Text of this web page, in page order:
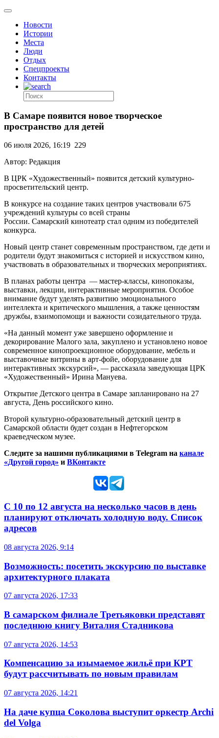
Новости
Истории
Места
Люди
Отдых
Спецпроекты
Контакты
В Самаре появится новое творческое
пространство для детей
06 июля 2026, 16:19 229
Автор: Редакция
В ЦРК «Художественный» появится детский культурно-
просветительский центр.
В конкурсе на создание таких центров участвовали 675
учреждений культуры со всей страны
России. Самарский кинотеатр стал одним из победителей
конкурса.
Новый центр станет современным пространством, где дети и
родители будут знакомиться с историей и искусством кино,
участвовать в образовательных и творческих мероприятиях.
В планах работы центра — мастер-классы, кинопоказы,
выставки, лекции, интерактивные мероприятия. Особое
внимание будут уделять развитию эмоционального
интеллекта и критического мышления, а также ценностям
дружбы, взаимопомощи и важности созидательного труда.
«На данный момент уже завершено оформление и
декорирование Малого зала, закуплено и установлено новое
современное кинопроекционное оборудование, мебель и
выставочные витрины в арт-фойе, оборудование для
интерактивных экскурсий», — рассказала заведующая ЦРК
«Художественный» Ирина Мануева.
Открытие Детского центра в Самаре запланировано на 27
августа, День российского кино.
Второй культурно-образовательный детский центр в
Самарской области будет создан в Нефтегорском
краеведческом музее.
Следите за нашими публикациями в Telegram на канале
«Другой город» и ВКонтакте
С 10 по 12 августа на несколько часов в день
планируют отключать холодную воду. Список
адресов
08 августа 2026, 9:14
Возможность: посетить экскурсию по выставке
архитектурного плаката
07 августа 2026, 17:33
В самарском филиале Третьяковки представят
последнюю книгу Виталия Стадникова
07 августа 2026, 14:53
Компенсацию за изымаемое жильё при КРТ
будут рассчитывать по новым правилам
07 августа 2026, 14:21
На даче купца Соколова выступит оркестр Archi
del Volga